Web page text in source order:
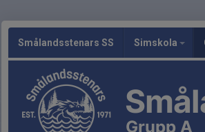
Smålandsstenars SS Simskola
Grupp A